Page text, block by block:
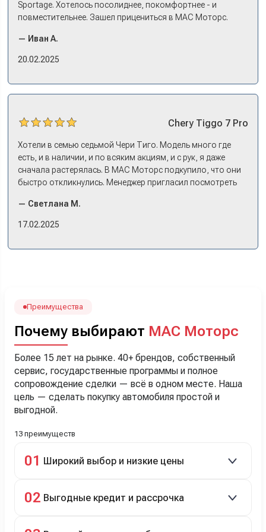
Sportage. Хотелось посолиднее, покомфортнее - и
повместительнее. Зашел прицениться в МАС Моторс.
и прям мое! Даже не скажешь, что «китаец». Прям не
вылезая из него и порешали. Спортэйдж в трейд-ин
— Иван А.
20.02.2025
Chery Tiggo 7 Pro
Хотели в семью седьмой Чери Тиго. Модель много где
есть, и в наличии, и по всяким акциям, и с рук, я даже
сначала растерялась. В МАС Моторс подкупило, что они
быстро откликнулись. Менеджер пригласил посмотреть
примериться. Нам тут недалеко, пришли в салон - и в тот
же день купили машину! Неожиданно, но довольны! Все
менеджеру Сергею, профессионал своего дела!
— Светлана М.
17.02.2025
Преимущества
Почему выбирают МАС Моторс
Более 15 лет на рынке. 40+ брендов, собственный
сервис, государственные программы и полное
сопровождение сделки — всё в одном месте. Наша
цель — сделать покупку автомобиля простой и
выгодной.
13 преимуществ
01 Широкий выбор и низкие цены
подержанные авто.
02 Выгодные кредит и рассрочка